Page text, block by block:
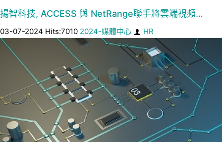
揚智科技, ACCESS 與 NetRange聯手將雲端視頻…
03-07-2024 Hits:7010 2024-媒體中心 HR